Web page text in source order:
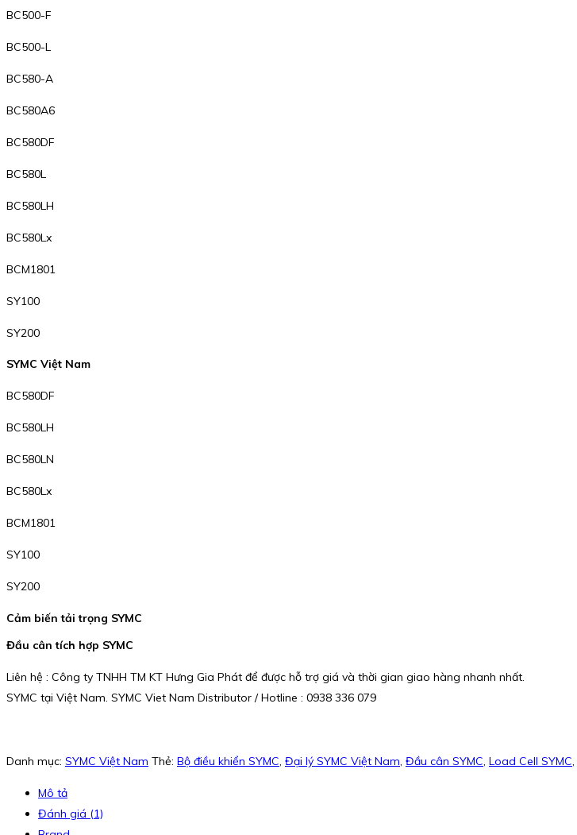
BC500-F
BC500-L
BC580-A
BC580A6
BC580DF
BC580L
BC580LH
BC580Lx
BCM1801
SY100
SY200
SYMC Việt Nam
BC580DF
BC580LH
BC580LN
BC580Lx
BCM1801
SY100
SY200
Cảm biến tải trọng SYMC
Đầu cân tích hợp SYMC
Liên hệ : Công ty TNHH TM KT Hưng Gia Phát để được hỗ trợ giá và thời gian giao hàng nhanh nhất.
SYMC tại Việt Nam. SYMC Viet Nam Distributor / Hotline : 0938 336 079
Danh mục: SYMC Việt Nam Thẻ: Bộ điều khiển SYMC, Đại lý SYMC Việt Nam, Đầu cân SYMC, Load Cell SYMC,
Mô tả
Đánh giá (1)